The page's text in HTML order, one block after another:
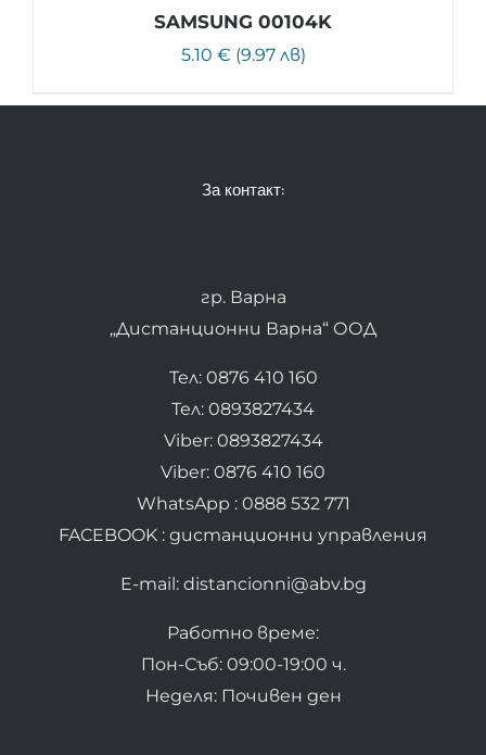
SAMSUNG 00104K
5.10 € (9.97 лв)
За контакт:
гр. Варна
„Дистанционни Варна“ ООД
Тел: 0876 410 160
Тел: 0893827434
Viber: 0893827434
Viber: 0876 410 160
WhatsApp : 0888 532 771
FACEBOOK : дистанционни управления
E-mail: distancionni@abv.bg
Работно време:
Пон-Съб: 09:00-19:00 ч.
Неделя: Почивен ден